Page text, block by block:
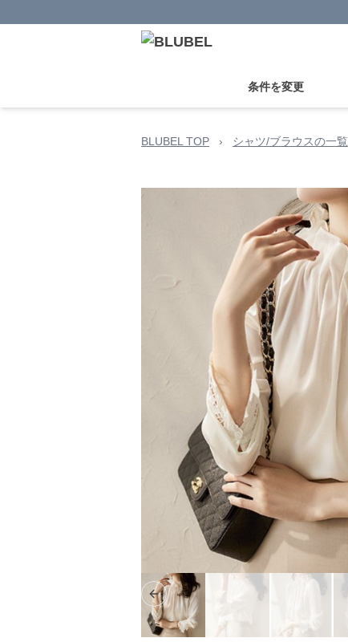
条件を変更
BLUBEL TOP › シャツ/ブラウスの一覧
Previous slide